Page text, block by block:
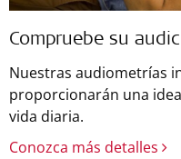
Compruebe su
Nuestras audiometrías
proporcionarán una
vida diaria.
Conozca más detalles